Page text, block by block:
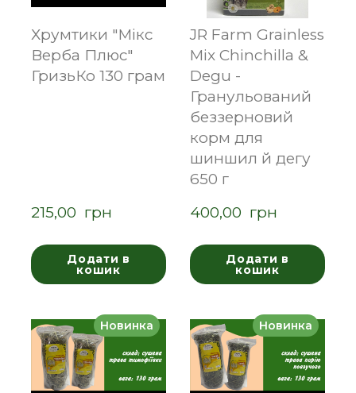
Хрумтики "Мікс
Верба Плюс"
ГризьКо 130 грам
215,00  грн
Додати в
кошик
JR Farm Grainless
Mix Chinchilla &
Degu -
Гранульований
беззерновий
корм для
шиншил й дегу
650 г
400,00  грн
Додати в
кошик
Новинка Новинка